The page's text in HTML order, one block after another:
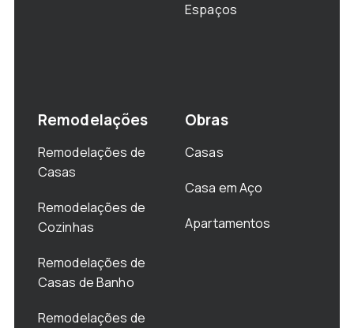
Espaços
Remodelações
Remodelações de
Casas
Remodelações de
Cozinhas
Remodelações de
Casas de Banho
Remodelações de
Obras
Casas
Casa em Aço
Apartamentos